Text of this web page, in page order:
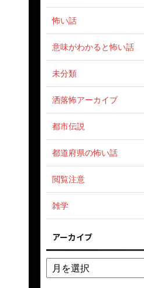
怖い話
意味がわかると怖い話
未分類
洒落怖アーカイブ
都市伝説
都道府県の怖い話
閲覧注意
雑学
アーカイブ